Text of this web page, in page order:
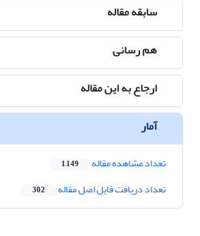
سابقه مقاله
هم رسانی
ارجاع به این مقاله
آمار
تعداد مشاهده مقاله 1,149
تعداد دریافت فایل اصل مقاله 302